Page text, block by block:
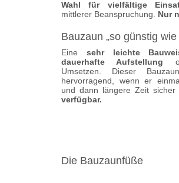
Wahl für vielfältige
mittlerer Beanspruchung. Nur
Bauzaun „so günstig wie
Eine sehr leichte
dauerhafte Aufstellung
Umsetzen. Dieser
hervorragend, wenn er
und dann längere Zeit sicher
verfügbar.
Die Bauzaunfüße